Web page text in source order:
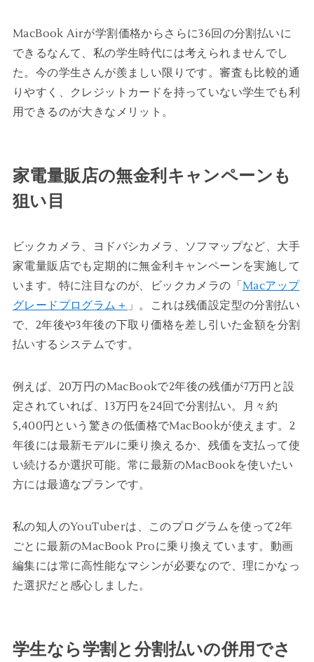
MacBook Airが学割価格からさらに36回の分割払いに
できるなんて、私の学生時代には考えられませんでし
た。今の学生さんが羨ましい限りです。審査も比較的通
りやすく、クレジットカードを持っていない学生でも利
用できるのが大きなメリット。
家電量販店の無金利キャンペーンも
狙い目
ビックカメラ、ヨドバシカメラ、ソフマップなど、大手
家電量販店でも定期的に無金利キャンペーンを実施して
います。特に注目なのが、ビックカメラの「 Macアップ
グレードプログラム＋ 」。これは残価設定型の分割払い
で、2年後や3年後の下取り価格を差し引いた金額を分割
払いするシステムです。
例えば、20万円のMacBookで2年後の残価が7万円と設
定されていれば、13万円を24回で分割払い。月々約
5,400円という驚きの低価格でMacBookが使えます。2
年後には最新モデルに乗り換えるか、残価を支払って使
い続けるか選択可能。常に最新のMacBookを使いたい
方には最適なプランです。
私の知人のYouTuberは、このプログラムを使って2年
ごとに最新のMacBook Proに乗り換えています。動画
編集には常に高性能なマシンが必要なので、理にかなっ
た選択だと感心しました。
学生なら学割と分割払いの併用でさ